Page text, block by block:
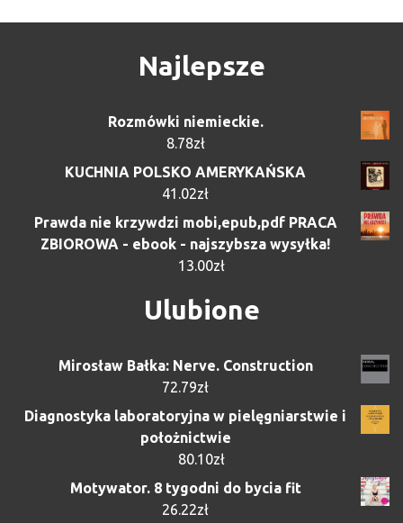
Najlepsze
Rozmówki niemieckie.
8.78zł
KUCHNIA POLSKO AMERYKAŃSKA
41.02zł
Prawda nie krzywdzi mobi,epub,pdf PRACA
ZBIOROWA - ebook - najszybsza wysyłka!
13.00zł
Ulubione
Mirosław Bałka: Nerve. Construction
72.79zł
Diagnostyka laboratoryjna w pielęgniarstwie i
położnictwie
80.10zł
Motywator. 8 tygodni do bycia fit
26.22zł